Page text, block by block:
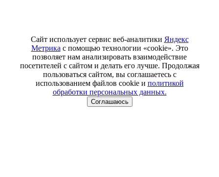
Сайт использует сервис веб-аналитики Яндекс
Метрика с помощью технологии «cookie». Это
позволяет нам анализировать взаимодействие
посетителей с сайтом и делать его лучше. Продолжая
пользоваться сайтом, вы соглашаетесь с
использованием файлов cookie и политикой
обработки персональных данных.
Соглашаюсь